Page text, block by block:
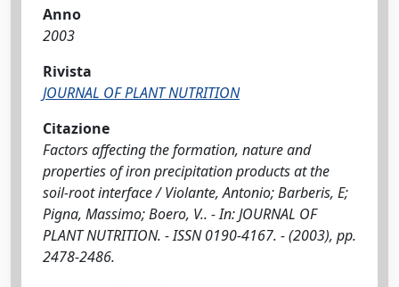
Anno
2003
Rivista
JOURNAL OF PLANT NUTRITION
Citazione
Factors affecting the formation, nature and
properties of iron precipitation products at the
soil-root interface / Violante, Antonio; Barberis, E;
Pigna, Massimo; Boero, V.. - In: JOURNAL OF
PLANT NUTRITION. - ISSN 0190-4167. - (2003), pp.
2478-2486.